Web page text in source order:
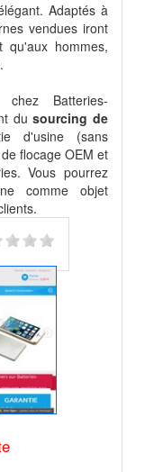
Adaptés à
vendues iront
qu'aux hommes,
chez Batteries-
dusourcing de
d'usine (sans
flocage OEM et
Vous pourrez
comme objet